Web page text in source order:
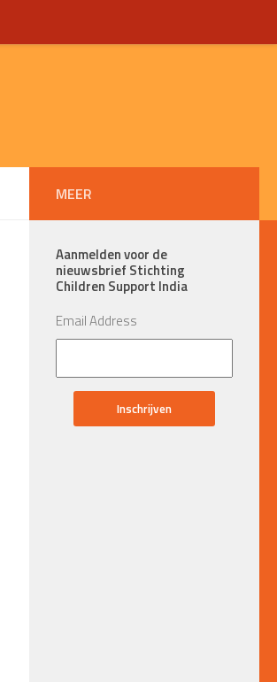
MEER
Aanmelden voor de
nieuwsbrief Stichting
Children Support India
Email Address